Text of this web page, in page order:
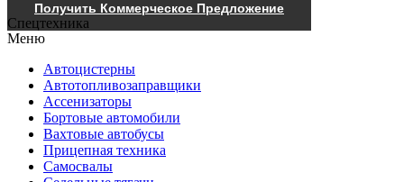
Получить Коммерческое Предложение
Спецтехника
Меню
Автоцистерны
Автотопливозаправщики
Ассенизаторы
Бортовые автомобили
Вахтовые автобусы
Прицепная техника
Самосвалы